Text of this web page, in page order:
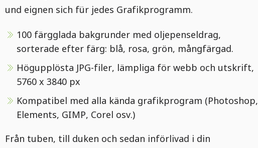
und eignen sich für jedes Grafikprogramm.
100 färgglada bakgrunder med oljepenseldrag,
sorterade efter färg: blå, rosa, grön, mångfärgad.
Högupplösta JPG-filer, lämpliga för webb och utskrift,
5760 x 3840 px
Kompatibel med alla kända grafikprogram (Photoshop,
Elements, GIMP, Corel osv.)
Från tuben, till duken och sedan införlivad i din